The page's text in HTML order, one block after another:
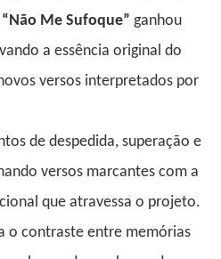
“Não Me Sufoque” ganhou
a essência original do
versos interpretados por
de despedida, superação e
versos marcantes com a
que atravessa o projeto.
o contraste entre memórias